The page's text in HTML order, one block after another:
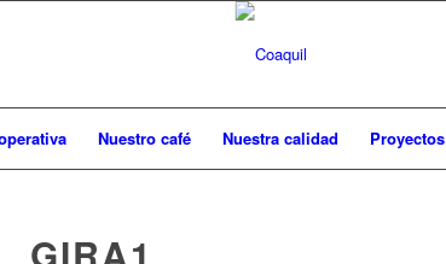
Nuestro café Nuestra calidad Proyectos